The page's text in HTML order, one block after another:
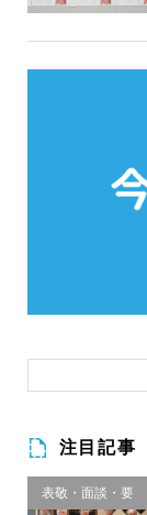
注目記事
表敬・面談・要